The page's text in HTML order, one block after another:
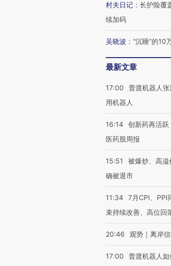
村夫日记 ： 长护险覆
续加码
吴晓波 ： “沉睡”的10
最新文章
17:00
普渡机器人
用机器人
16:14 创新药再活跃
医药股周报
15:51
被爆炒、高
确被退市
11:34 7月CPI、PPI
束持续改善、高位回
20:46 观势｜离岸
17:00
普渡机器人如